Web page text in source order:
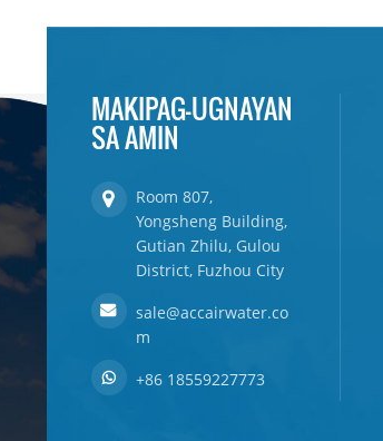
MAKIPAG-UGNAYAN
SA AMIN
Room 807,
Yongsheng Building,
Gutian Zhilu, Gulou
District, Fuzhou City
sale@accairwater.co
m
+86 18559227773